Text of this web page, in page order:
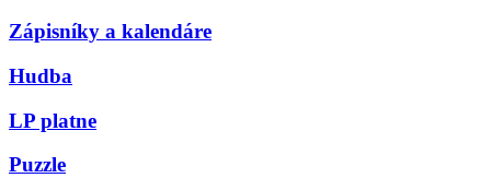
Zápisníky a kalendáre
Hudba
LP platne
Puzzle